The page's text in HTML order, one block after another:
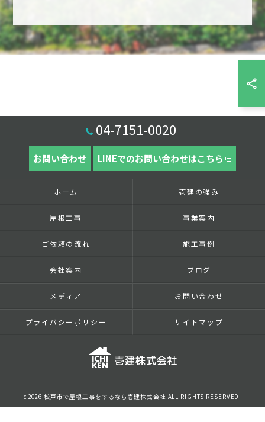
04-7151-0020
お問い合わせ LINEでのお問い合わせはこちら
ホーム 壱建の強み
屋根工事 事業案内
ご依頼の流れ 施工事例
会社案内 ブログ
メディア お問い合わせ
プライバシーポリシー サイトマップ
c 2026 松戸市で屋根工事をするなら壱建株式会社 ALL RIGHTS RESERVED.